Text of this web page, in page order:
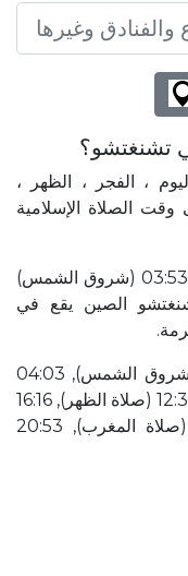
تشنغتشو؟
، الفجر ، الظهر ،
الصلاة الإسلامية
ستبدأ أوقات الصلاة اليوم تشنغتشو عند 03:53 (شروق الشمس)
تشنغتشو الصين يقع في
قائمة أوقات الصلاة لهذا اليوم 03:53 (شروق الشمس), 04:03
(صلاة الفجر), 05:37 (شروق الشمس), 12:31 (صلاة الظهر), 16:16
(صلاة العصر), 19:25 (غروب), 19:25 (صلاة المغرب), 20:53